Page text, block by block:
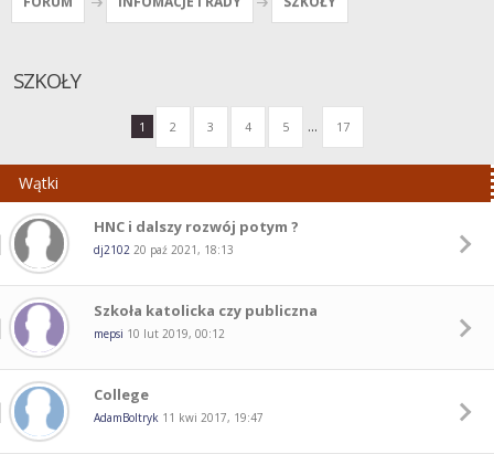
SZKOŁY
1 2 3 4 5 ... 17
Wątki
HNC i dalszy rozwój potym ?
dj2102 20 paź 2021, 18:13
Szkoła katolicka czy publiczna
mepsi 10 lut 2019, 00:12
College
AdamBoltryk 11 kwi 2017, 19:47